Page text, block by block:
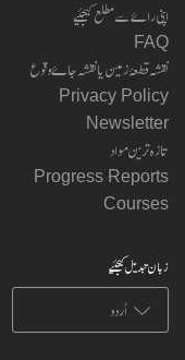
اپنی راۓ سے مطلع کیجئیے
FAQ
نقشہ قطعۂ زمین یا نقشہ جاۓ وقوع
Privacy Policy
Newsletter
تازہ ترین مواد
Progress Reports
Courses
زبان تبدیل کیجئیے